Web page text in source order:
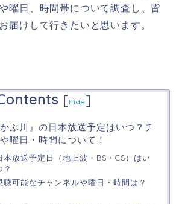
曜日、時間帯について調査し、皆
届けして行きたいと思います。
[hide ]
かぶ川』の日本放送予定はいつ？チ
曜日・時間について！
本放送予定日（地上波・BS・CS）はい
？
聴可能なチャンネルや曜日・時間は？